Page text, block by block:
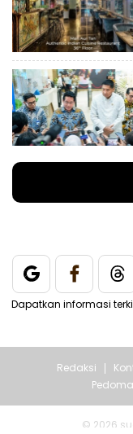
Dapatkan informasi
Redaksi
© 2026